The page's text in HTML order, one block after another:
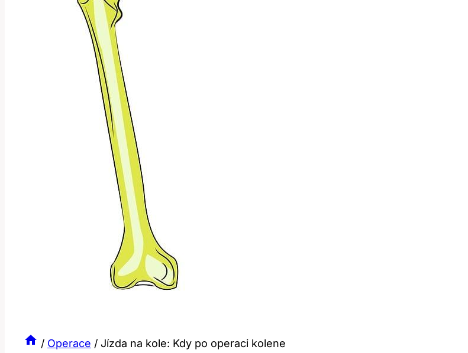
/ Operace / Jízda na kole: Kdy po operaci kolene